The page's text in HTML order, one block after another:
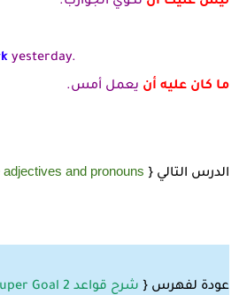
yesterday.
ما كان عليه أن يعمل أمس.
الدرس التالي { and pronouns
عودة لفهرس {